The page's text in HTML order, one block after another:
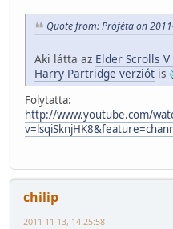
Quote from: Próféta on
Aki látta az Elder Scrolls
Harry Partridge verziót is
Folytatta:
http://www.youtube.com/
chilip
2011-11-13, 14:25:58